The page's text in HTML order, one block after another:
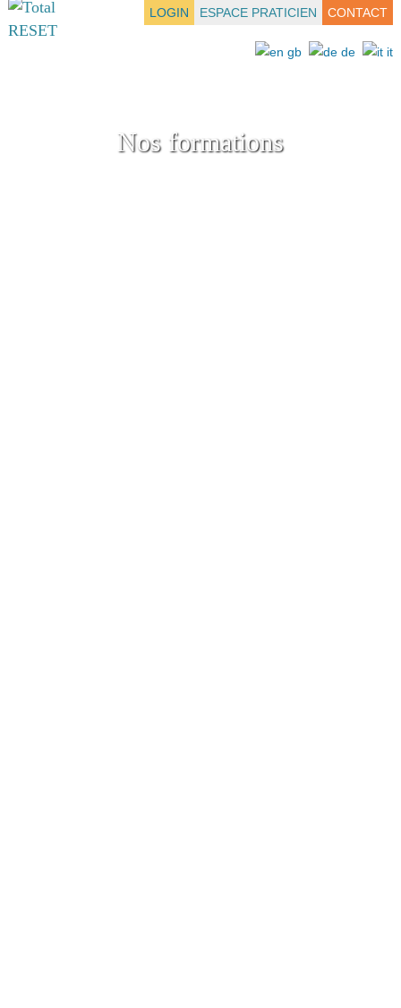
LOGIN ESPACE PRATICIEN CONTACT
Nos formations